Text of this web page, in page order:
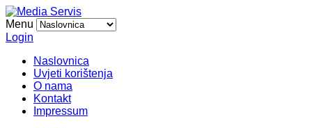
Menu
Login
Naslovnica
Uvjeti korištenja
O nama
Kontakt
Impressum